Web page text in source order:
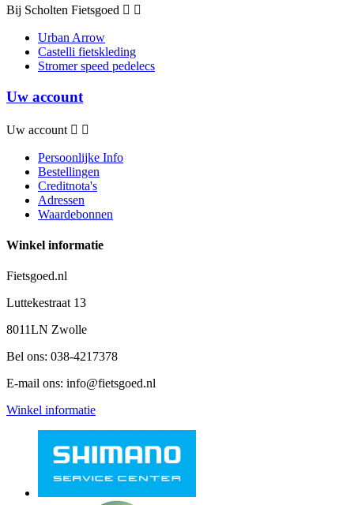
Bij Scholten Fietsgoed  
Urban Arrow
Castelli fietskleding
Stromer speed pedelecs
Uw account
Uw account  
Persoonlijke Info
Bestellingen
Creditnota's
Adressen
Waardebonnen
Winkel informatie
Fietsgoed.nl
Luttekestraat 13
8011LN Zwolle
Bel ons: 038-4217378
E-mail ons: info@fietsgoed.nl
Winkel informatie